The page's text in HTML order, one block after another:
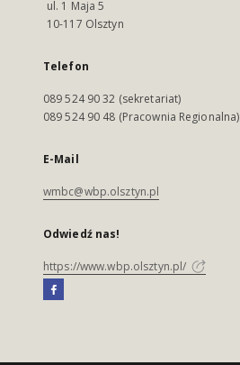
ul. 1 Maja 5
10-117 Olsztyn
Telefon
089 524 90 32 (sekretariat)
089 524 90 48 (Pracownia Regionalna)
E-Mail
wmbc@wbp.olsztyn.pl
Odwiedź nas!
https://www.wbp.olsztyn.pl/